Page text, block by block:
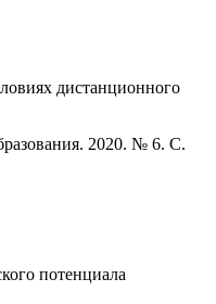
дистанционного
2020. № 6. С.
потенциала